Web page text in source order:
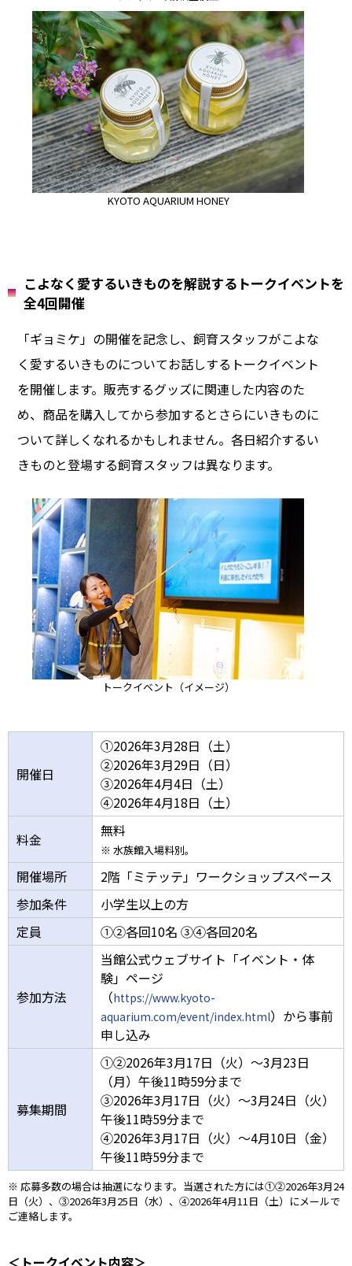
KYOTO AQUARIUM HONEY
こよなく愛するいきものを解説するトークイベントを
全4回開催
「ギョミケ」の開催を記念し、飼育スタッフがこよな
く愛するいきものについてお話しするトークイベント
を開催します。販売するグッズに関連した内容のた
め、商品を購入してから参加するとさらにいきものに
ついて詳しくなれるかもしれません。各日紹介するい
きものと登場する飼育スタッフは異なります。
トークイベント（イメージ）
開催日
①2026年3月28日（土）
②2026年3月29日（日）
③2026年4月4日（土）
④2026年4月18日（土）
料金
無料
※ 水族館入場料別。
開催場所
2階「ミテッテ」ワークショップスペース
参加条件
小学生以上の方
定員
①②各回10名 ③④各回20名
参加方法
当館公式ウェブサイト「イベント・体
験」ページ
（https://www.kyoto-
aquarium.com/event/index.html）から事前
申し込み
募集期間
①②2026年3月17日（火）～3月23日
（月）午後11時59分まで
③2026年3月17日（火）～3月24日（火）
午後11時59分まで
④2026年3月17日（火）～4月10日（金）
午後11時59分まで
※ 応募多数の場合は抽選になります。当選された方には①②2026年3月24
日（火）、③2026年3月25日（水）、④2026年4月11日（土）にメールで
ご連絡します。
＜トークイベント内容＞